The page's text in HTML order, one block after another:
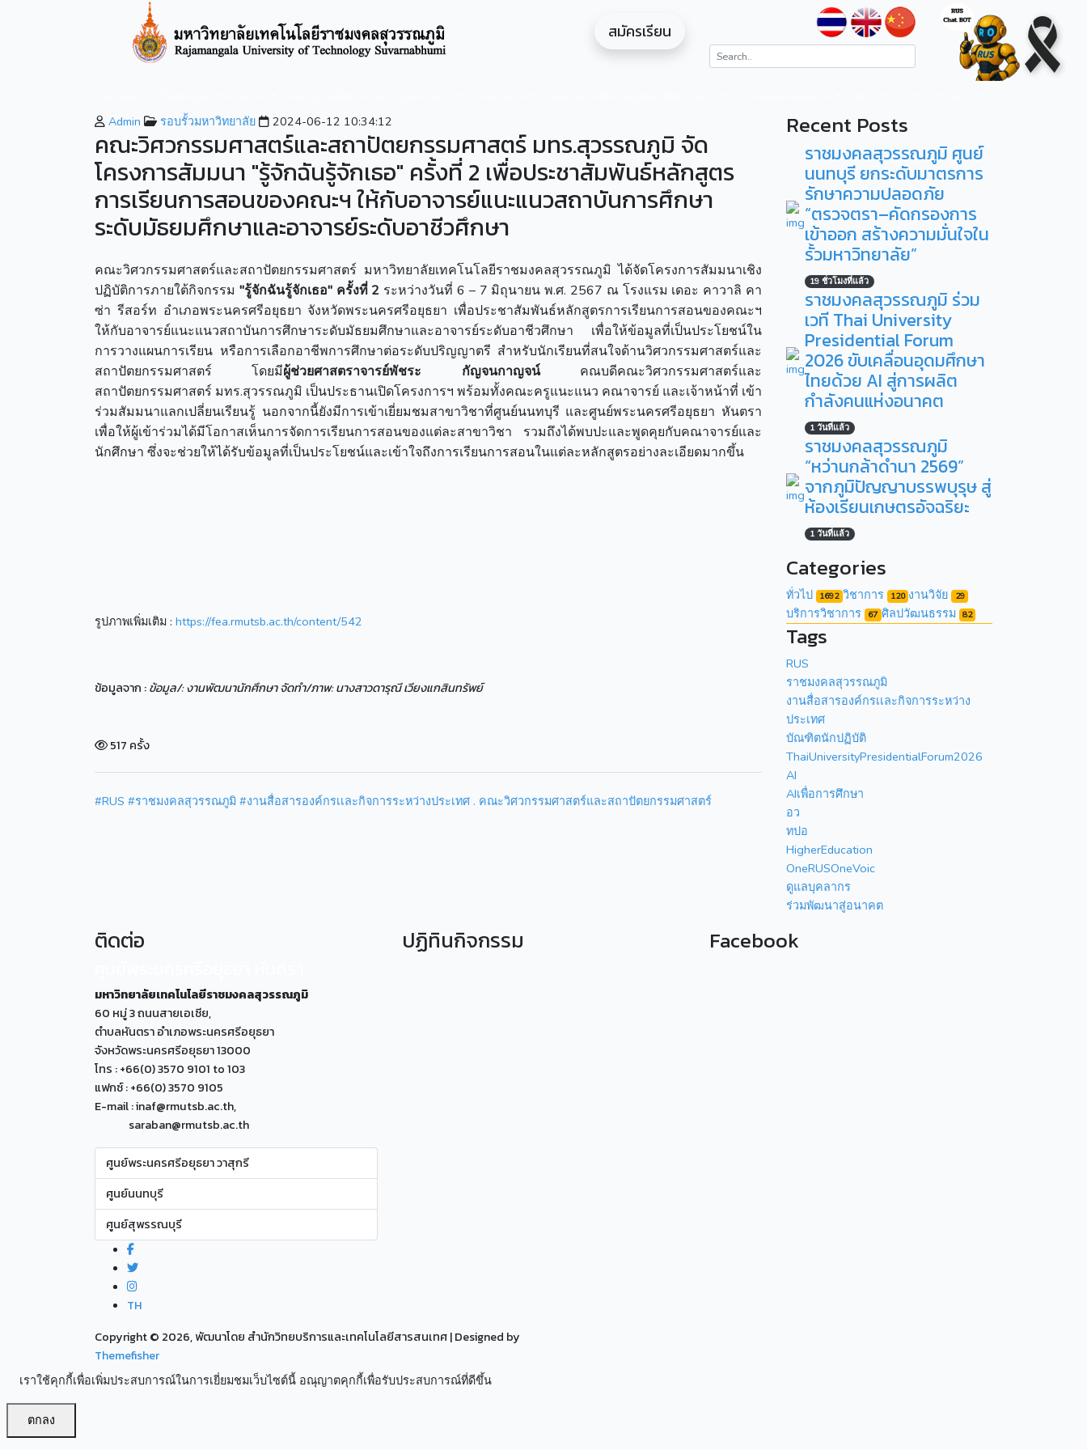
สมัครเรียน
Admin รอบรั้วมหาวิทยาลัย 2024-06-12 10:34:12
คณะวิศวกรรมศาสตร์และสถาปัตยกรรมศาสตร์ มทร.สุวรรณภูมิ จัด
โครงการสัมมนา "รู้จักฉันรู้จักเธอ" ครั้งที่ 2 เพื่อประชาสัมพันธ์หลักสูตร
การเรียนการสอนของคณะฯ ให้กับอาจารย์แนะแนวสถาบันการศึกษา
ระดับมัธยมศึกษาและอาจารย์ระดับอาชีวศึกษา
คณะวิศวกรรมศาสตร์และสถาปัตยกรรมศาสตร์ มหาวิทยาลัยเทคโนโลยีราชมงคลสุวรรณภูมิ ได้จัดโครงการสัมมนาเชิง
ปฏิบัติการภายใต้กิจกรรม "รู้จักฉันรู้จักเธอ" ครั้งที่ 2 ระหว่างวันที่ 6 – 7 มิถุนายน พ.ศ. 2567 ณ โรงแรม เดอะ คาวาลิ คา
ซ่า รีสอร์ท อำเภอพระนครศรีอยุธยา จังหวัดพระนครศรีอยุธยา เพื่อประชาสัมพันธ์หลักสูตรการเรียนการสอนของคณะฯ
ให้กับอาจารย์แนะแนวสถาบันการศึกษาระดับมัธยมศึกษาและอาจารย์ระดับอาชีวศึกษา เพื่อให้ข้อมูลที่เป็นประโยชน์ใน
การวางแผนการเรียน หรือการเลือกอาชีพการศึกษาต่อระดับปริญญาตรี สำหรับนักเรียนที่สนใจด้านวิศวกรรมศาสตร์และ
สถาปัตยกรรมศาสตร์ โดยมีผู้ช่วยศาสตราจารย์พัชระ กัญจนกาญจน์คณบดีคณะวิศวกรรมศาสตร์และ
สถาปัตยกรรมศาสตร์ มทร.สุวรรณภูมิ เป็นประธานเปิดโครงการฯ พร้อมทั้งคณะครูแนะแนว คณาจารย์ และเจ้าหน้าที่ เข้า
ร่วมสัมมนาแลกเปลี่ยนเรียนรู้ นอกจากนี้ยังมีการเข้าเยี่ยมชมสาขาวิชาที่ศูนย์นนทบุรี และศูนย์พระนครศรีอยุธยา หันตรา
เพื่อให้ผู้เข้าร่วมได้มีโอกาสเห็นการจัดการเรียนการสอนของแต่ละสาขาวิชา รวมถึงได้พบปะและพูดคุยกับคณาจารย์และ
นักศึกษา ซึ่งจะช่วยให้ได้รับข้อมูลที่เป็นประโยชน์และเข้าใจถึงการเรียนการสอนในแต่ละหลักสูตรอย่างละเอียดมากขึ้น
รูปภาพเพิ่มเติม : https://fea.rmutsb.ac.th/content/542
ข้อมูลจาก :ข้อมูล/: งานพัฒนานักศึกษา จัดทำ/ภาพ: นางสาวดารุณี เวียงแกสินทรัพย์
517 ครั้ง
#RUS #ราชมงคลสุวรรณภูมิ #งานสื่อสารองค์กรเเละกิจการระหว่างประเทศ . คณะวิศวกรรมศาสตร์และสถาปัตยกรรมศาสตร์
Recent Posts
ราชมงคลสุวรรณภูมิ ศูนย์
นนทบุรี ยกระดับมาตรการ
รักษาความปลอดภัย
“ตรวจตรา–คัดกรองการ
เข้าออก สร้างความมั่นใจใน
รั้วมหาวิทยาลัย”
19 ชั่วโมงที่แล้ว
ราชมงคลสุวรรณภูมิ ร่วม
เวที Thai University
Presidential Forum
2026 ขับเคลื่อนอุดมศึกษา
ไทยด้วย AI สู่การผลิต
กำลังคนแห่งอนาคต
1 วันที่แล้ว
ราชมงคลสุวรรณภูมิ
“หว่านกล้าดำนา 2569”
จากภูมิปัญญาบรรพบุรุษ สู่
ห้องเรียนเกษตรอัจฉริยะ
1 วันที่แล้ว
Categories
ทั่วไป 1692 วิชาการ 120 งานวิจัย 29
บริการวิชาการ 67 ศิลปวัฒนธรรม 82
Tags
RUS
ราชมงคลสุวรรณภูมิ
งานสื่อสารองค์กรเเละกิจการระหว่าง
ประเทศ
บัณฑิตนักปฏิบัติ
ThaiUniversityPresidentialForum2026
AI
AIเพื่อการศึกษา
อว
ทปอ
HigherEducation
OneRUSOneVoic
ดูแลบุคลากร
ร่วมพัฒนาสู่อนาคต
ติดต่อ
มหาวิทยาลัยเทคโนโลยีราชมงคลสุวรรณภูมิ
60 หมู่ 3 ถนนสายเอเซีย,
ตำบลหันตรา อำเภอพระนครศรีอยุธยา
จังหวัดพระนครศรีอยุธยา 13000
โทร : +66(0) 3570 9101 to 103
แฟกซ์ : +66(0) 3570 9105
E-mail : inaf@rmutsb.ac.th,
saraban@rmutsb.ac.th
ศูนย์พระนครศรีอยุธยา วาสุกรี
ศูนย์นนทบุรี
ศูนย์สุพรรณบุรี
TH
ปฏิทินกิจกรรม Facebook
Copyright © 2026, พัฒนาโดย สำนักวิทยบริการและเทคโนโลยีสารสนเทศ| Designed by
Themefisher
เราใช้คุกกี้เพื่อเพิ่มประสบการณ์ในการเยี่ยมชมเว็บไซต์นี้ อณุญาตคุกกี้เพื่อรับประสบการณ์ที่ดีขึ้น
ตกลง